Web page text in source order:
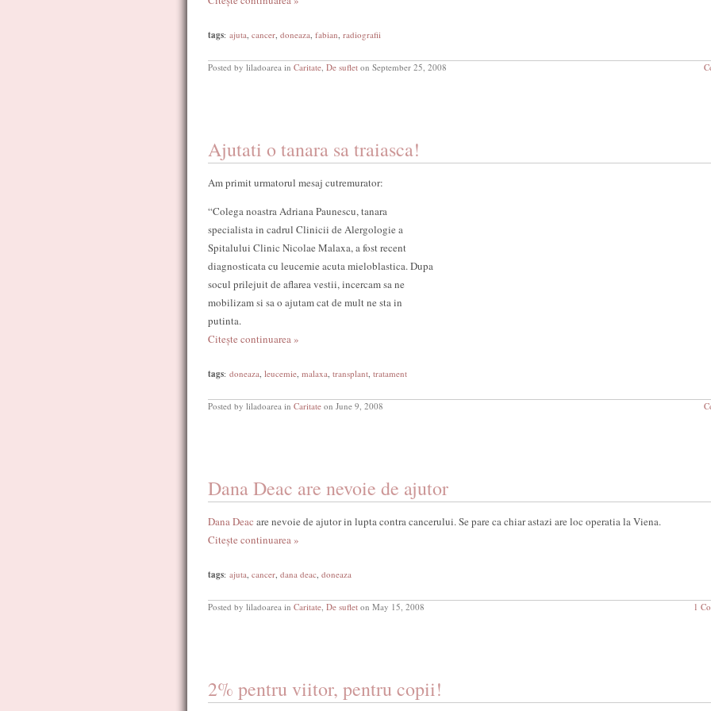
tags: ajuta, cancer, doneaza, fabian, radiografii
Posted by liladoarea in Caritate, De suflet on September 25, 2008
Ajutati o tanara sa traiasca!
Am primit urmatorul mesaj cutremurator:
“Colega noastra Adriana Paunescu, tanara
specialista in cadrul Clinicii de Alergologie a
Spitalului Clinic Nicolae Malaxa, a fost recent
diagnosticata cu leucemie acuta mieloblastica. Dupa
socul prilejuit de aflarea vestii, incercam sa ne
mobilizam si sa o ajutam cat de mult ne sta in
putinta.
Citește continuarea »
tags: doneaza, leucemie, malaxa, transplant, tratament
Posted by liladoarea in Caritate on June 9, 2008
Dana Deac are nevoie de ajutor
Dana Deac are nevoie de ajutor in lupta contra cancerului. Se pare ca chiar astazi are loc operatia la Viena.
Citește continuarea »
tags: ajuta, cancer, dana deac, doneaza
Posted by liladoarea in Caritate, De suflet on May 15, 2008 1
2% pentru viitor, pentru copii!